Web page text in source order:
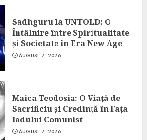
Sadhguru la UNTOLD: O
Întâlnire între Spiritualitate
și Societate în Era New Age
AUGUST 7, 2026
Maica Teodosia: O Viață de
Sacrificiu și Credință în Fața
Iadului Comunist
AUGUST 7, 2026